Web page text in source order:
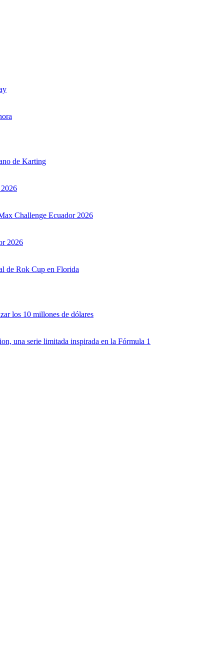
de Karting
Challenge Ecuador 2026
2026
de Rok Cup en Florida
los 10 millones de dólares
una serie limitada inspirada en la Fórmula 1